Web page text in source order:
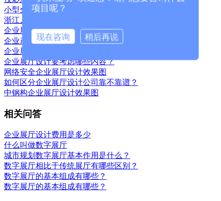
小型全息投影高跟鞋展示
浙江人本鞋业企业展厅全息投影
企业展厅定位思路
企业产品展厅设计需要注意的一些事项
企业展厅设计搭建原则详解
企业展厅设计要考虑哪些内容？
网络安全企业展厅设计效果图
如何区分企业展厅设计公司靠不靠谱？
中钢构企业展厅设计效果图
相关问答
企业展厅设计费用是多少
什么叫做数字展厅
城市规划数字展厅基本作用是什么？
数字展厅相比于传统展厅有哪些区别？
数字展厅的基本组成有哪些？
数字展厅的基本组成有哪些？
项目呢？
现在咨询 稍后再说